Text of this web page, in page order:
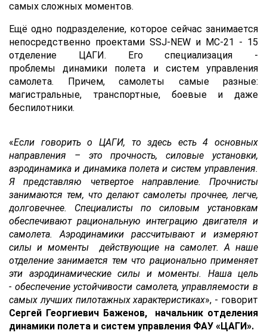
самых сложных моментов.
Ещё одно подразделение, которое сейчас занимается
непосредственно проектами SSJ-NEW и МС-21 - 15
отделение ЦАГИ. Его специализация -
проблемы динамики полета и систем управления
самолета. Причем, самолеты самые разные:
магистральные, транспортные, боевые и даже
беспилотники.
«Если говорить о ЦАГИ, то здесь есть 4 основных
направления – это прочность, силовые установки,
аэродинамика и динамика полета и систем управления.
Я представляю четвертое направление. Прочнисты
занимаются тем, что делают самолеты прочнее, легче,
долговечнее. Специалисты по силовым установкам
обеспечивают рациональную интеграцию двигателя и
самолета. Аэродинамики рассчитывают и измеряют
силы и моменты действующие на самолет. А наше
отделение занимается тем что рационально применяет
эти аэродинамические силы и моменты. Наша цель
- обеспечение устойчивости самолета, управляемости в
самых лучших пилотажных характеристиках», - говорит
Сергей Георгиевич Баженов, начальник отделения
динамики полета и систем управления ФАУ «ЦАГИ».